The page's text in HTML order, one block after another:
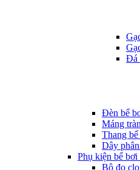
Đá
Đèn bể
Máng
Thang
Dây
Phụ kiện bể bơi
Bộ đo